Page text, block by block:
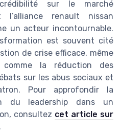
sur le marché
l’alliance renault nissan
un acteur incontournable.
est souvent cité
de crise efficace, même
comme la réduction des
sur les abus sociaux et
Pour approfondir la
du leadership dans un
consultez cet article sur
.